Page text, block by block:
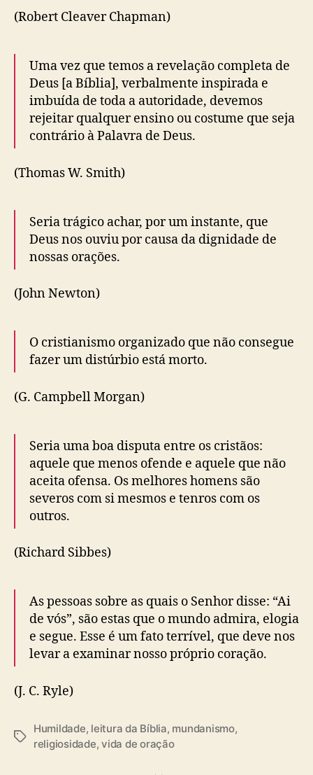
(Robert Cleaver Chapman)
Uma vez que temos a revelação completa de
Deus [a Bíblia], verbalmente inspirada e
imbuída de toda a autoridade, devemos
rejeitar qualquer ensino ou costume que seja
contrário à Palavra de Deus.
(Thomas W. Smith)
Seria trágico achar, por um instante, que
Deus nos ouviu por causa da dignidade de
nossas orações.
(John Newton)
O cristianismo organizado que não consegue
fazer um distúrbio está morto.
(G. Campbell Morgan)
Seria uma boa disputa entre os cristãos:
aquele que menos ofende e aquele que não
aceita ofensa. Os melhores homens são
severos com si mesmos e tenros com os
outros.
(Richard Sibbes)
As pessoas sobre as quais o Senhor disse: “Ai
de vós”, são estas que o mundo admira, elogia
e segue. Esse é um fato terrível, que deve nos
levar a examinar nosso próprio coração.
(J. C. Ryle)
T
Humildade, leitura da Bíblia, mundanismo,
religiosidade,vida de oração